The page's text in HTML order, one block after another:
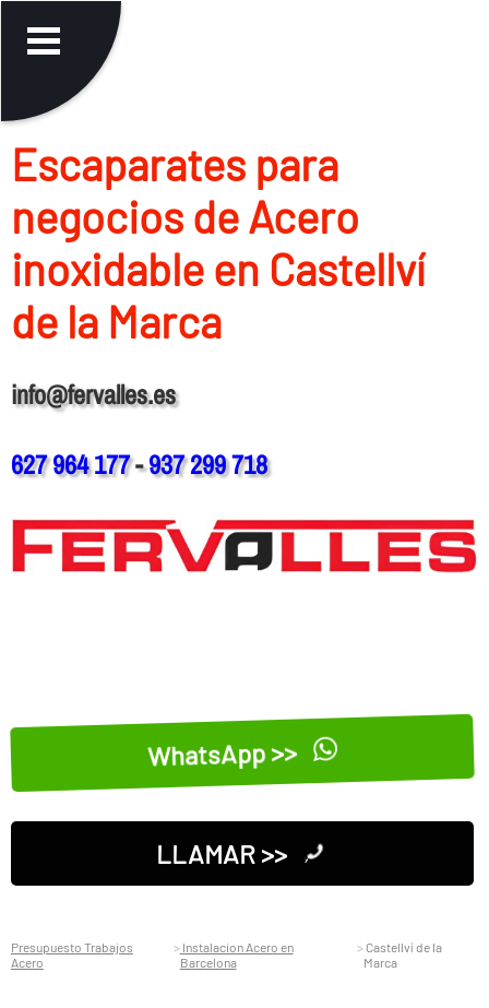
Escaparates para
negocios de Acero
inoxidable en Castellví
de la Marca
info@fervalles.es
627 964 177-937 299 718
WhatsApp >>
LLAMAR >>
Presupuesto Trabajos
Acero
Instalacion Acero en
Barcelona
Castellví de la
Marca